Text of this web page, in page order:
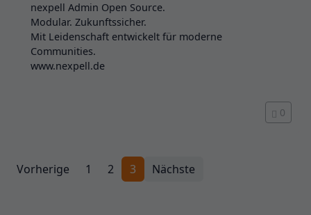
nexpell Admin Open Source.
Modular. Zukunftssicher.
Mit Leidenschaft entwickelt für moderne
Communities.
www.nexpell.de
0
Vorherige 1 2 3 Nächste